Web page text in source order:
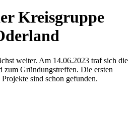
Kreisgruppe
weiter. Am 14.06.2023 traf sich die
zum Gründungstreffen. Die ersten
sind schon gefunden.